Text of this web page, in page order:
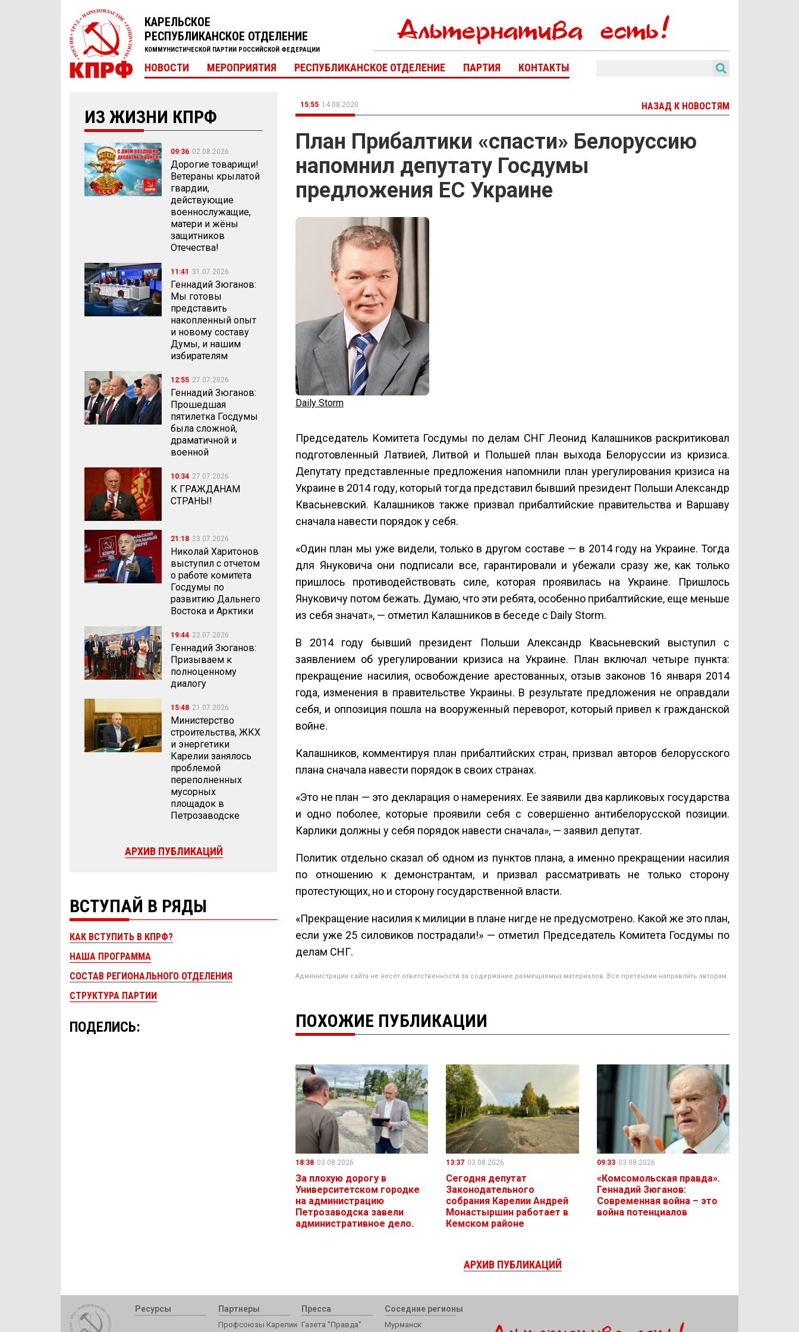
КАРЕЛЬСКОЕ
РЕСПУБЛИКАНСКОЕ ОТДЕЛЕНИЕ
КОММУНИСТИЧЕСКОЙ ПАРТИИ РОССИЙСКОЙ ФЕДЕРАЦИИ
НОВОСТИ МЕРОПРИЯТИЯ РЕСПУБЛИКАНСКОЕ ОТДЕЛЕНИЕ ПАРТИЯ КОНТАКТЫ
ИЗ ЖИЗНИ КПРФ
09:36 02.08.2026
Дорогие товарищи!
Ветераны крылатой
гвардии,
действующие
военнослужащие,
матери и жёны
защитников
Отечества!
11:41 31.07.2026
Геннадий Зюганов:
Мы готовы
представить
накопленный опыт
и новому составу
Думы, и нашим
избирателям
12:55 27.07.2026
Геннадий Зюганов:
Прошедшая
пятилетка Госдумы
была сложной,
драматичной и
военной
10:34 27.07.2026
К ГРАЖДАНАМ
СТРАНЫ!
21:18 23.07.2026
Николай Харитонов
выступил с отчетом
о работе комитета
Госдумы по
развитию Дальнего
Востока и Арктики
19:44 22.07.2026
Геннадий Зюганов:
Призываем к
полноценному
диалогу
15:48 21.07.2026
Министерство
строительства, ЖКХ
и энергетики
Карелии занялось
проблемой
переполненных
мусорных
площадок в
Петрозаводске
АРХИВ ПУБЛИКАЦИЙ
ВСТУПАЙ В РЯДЫ
КАК ВСТУПИТЬ В КПРФ?
НАША ПРОГРАММА
СОСТАВ РЕГИОНАЛЬНОГО ОТДЕЛЕНИЯ
СТРУКТУРА ПАРТИИ
ПОДЕЛИСЬ:
15:55 14.08.2020 НАЗАД К НОВОСТЯМ
План Прибалтики «спасти» Белоруссию
напомнил депутату Госдумы
предложения ЕС Украине
Daily Storm
Председатель Комитета Госдумы по делам СНГ Леонид Калашников раскритиковал
подготовленный Латвией, Литвой и Польшей план выхода Белоруссии из кризиса.
Депутату представленные предложения напомнили план урегулирования кризиса на
Украине в 2014 году, который тогда представил бывший президент Польши Александр
Квасьневский. Калашников также призвал прибалтийские правительства и Варшаву
сначала навести порядок у себя.
«Один план мы уже видели, только в другом составе — в 2014 году на Украине. Тогда
для Януковича они подписали все, гарантировали и убежали сразу же, как только
пришлось противодействовать силе, которая проявилась на Украине. Пришлось
Януковичу потом бежать. Думаю, что эти ребята, особенно прибалтийские, еще меньше
из себя значат», — отметил Калашников в беседе с Daily Storm.
В 2014 году бывший президент Польши Александр Квасьневский выступил с
заявлением об урегулировании кризиса на Украине. План включал четыре пункта:
прекращение насилия, освобождение арестованных, отзыв законов 16 января 2014
года, изменения в правительстве Украины. В результате предложения не оправдали
себя, и оппозиция пошла на вооруженный переворот, который привел к гражданской
войне.
Калашников, комментируя план прибалтийских стран, призвал авторов белорусского
плана сначала навести порядок в своих странах.
«Это не план — это декларация о намерениях. Ее заявили два карликовых государства
и одно поболее, которые проявили себя с совершенно антибелорусской позиции.
Карлики должны у себя порядок навести сначала», — заявил депутат.
Политик отдельно сказал об одном из пунктов плана, а именно прекращении насилия
по отношению к демонстрантам, и призвал рассматривать не только сторону
протестующих, но и сторону государственной власти.
«Прекращение насилия к милиции в плане нигде не предусмотрено. Какой же это план,
если уже 25 силовиков пострадали!» — отметил Председатель Комитета Госдумы по
делам СНГ.
Администрация сайта не несёт ответственности за содержание размещаемых материалов. Все претензии направлять авторам.
ПОХОЖИЕ ПУБЛИКАЦИИ
18:38 03.08.2026
За плохую дорогу в
Университетском городке
на администрацию
Петрозаводска завели
административное дело.
13:37 03.08.2026
Сегодня депутат
Законодательного
собрания Карелии Андрей
Монастыршин работает в
Кемском районе
09:33 03.08.2026
«Комсомольская правда».
Геннадий Зюганов:
Современная война – это
война потенциалов
АРХИВ ПУБЛИКАЦИЙ
Ресурсы Партнеры
Профсоюзы Карелии
Пресса
Газета "Правда"
Соседние регионы
Мурманск